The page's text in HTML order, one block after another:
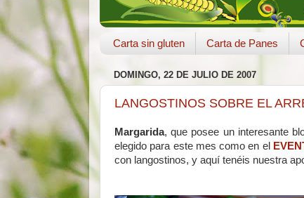
Carta sin gluten Carta de Panes
DOMINGO, 22 DE JULIO DE 2007
LANGOSTINOS SOBRE EL
Margarida, que posee un interesante
elegido para este mes como en el
con langostinos, y aquí tenéis nuestra